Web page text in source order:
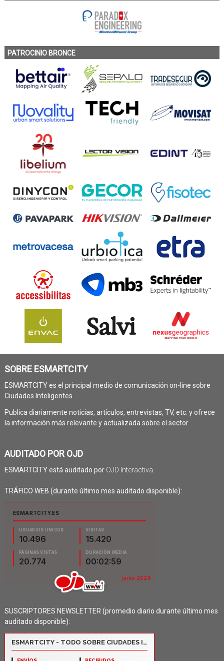
PATROCINIO BRONCE
SOBRE ESMARTCITY
ESMARTCITY es el principal medio de comunicación on-line sobre
Ciudades Inteligentes.
Publica diariamente noticias, artículos, entrevistas, TV, etc. y ofrece
la información más relevante y actualizada sobre el sector.
AUDITADO POR OJD
ESMARTCITY está auditado por OJD Interactiva
TRÁFICO WEB (durante último mes auditado disponible):
SUSCRIPTORES NEWSLETTER (promedio diario durante último mes
auditado disponible):